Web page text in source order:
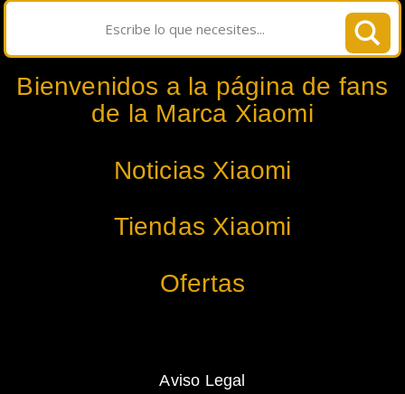
Bienvenidos a la página de fans
de la Marca Xiaomi
Noticias Xiaomi
Tiendas Xiaomi
Ofertas
Aviso Legal